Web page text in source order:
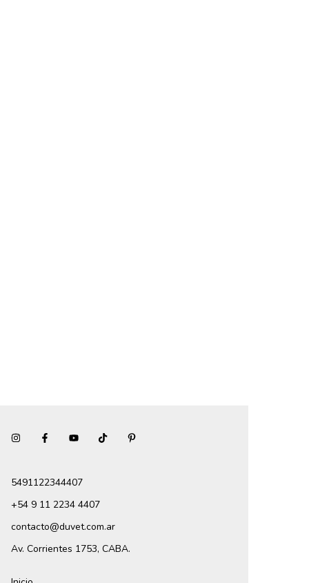
5491122344407
+54 9 11 2234 4407
contacto@duvet.com.ar
Av. Corrientes 1753, CABA.